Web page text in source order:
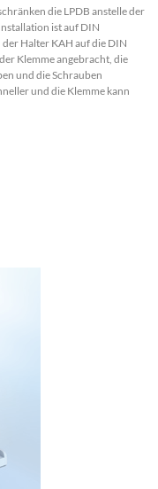
die LPDB anstelle der
ist auf DIN
Halter KAH auf die DIN
Klemme angebracht, die
und die Schrauben
und die Klemme kann